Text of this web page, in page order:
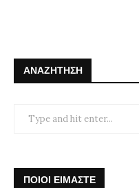
ΑΝΑΖΉΤΗΣΗ
ΠΟΙΟΙ ΕΙΜΑΣΤΕ